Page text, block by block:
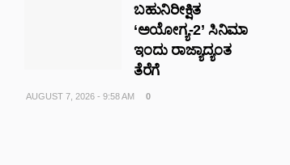
ಬಹುನಿರೀಕ್ಷಿತ
‘ಅಯೋಗ್ಯ-2’ ಸಿನಿಮಾ
ಇಂದು ರಾಜ್ಯಾದ್ಯಂತ
ತೆರೆಗೆ
AUGUST 7, 2026 - 9:58 AM 0